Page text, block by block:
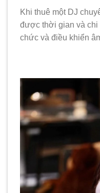
Khi thuê một DJ
được thời gian và chi
chức và điều khiển